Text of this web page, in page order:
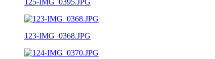
123-IMG_0368.JPG